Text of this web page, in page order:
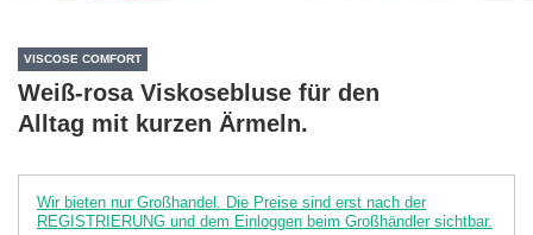
VISCOSE COMFORT
Weiß-rosa Viskosebluse für den
Alltag mit kurzen Ärmeln.
Wir bieten nur Großhandel. Die Preise sind erst nach der
REGISTRIERUNG und dem Einloggen beim Großhändler sichtbar.